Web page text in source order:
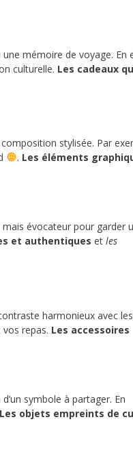
une mémoire de voyage. En
culturelle. Les cadeaux
stylisée. Par
. Les éléments
évocateur pour garder
et authentiques et les
harmonieux avec les
repas. Les accessoires
symbole à partager. En
Les objets empreints de